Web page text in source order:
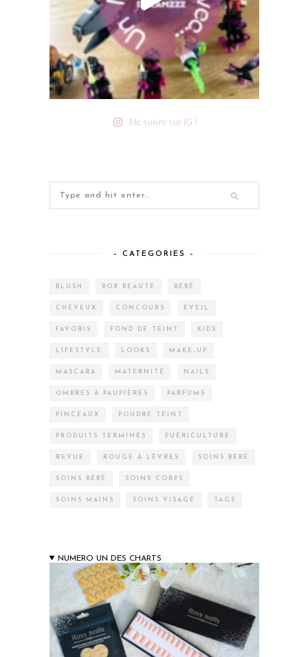
Me suivre sur IG !
– CATEGORIES –
BLUSH BOX BEAUTÉ BÉBÉ
CHEVEUX CONCOURS EVEIL
FAVORIS FOND DE TEINT KIDS
LIFESTYLE LOOKS MAKE-UP
MASCARA MATERNITÉ NAILS
OMBRES À PAUPIÈRES PARFUMS
PINCEAUX POUDRE TEINT
PRODUITS TERMINÉS PUÉRICULTURE
REVUE ROUGE À LÈVRES SOINS BÉBÉ
SOINS BÉBÉ SOINS CORPS
SOINS MAINS SOINS VISAGE TAGS
NUMERO UN DES CHARTS